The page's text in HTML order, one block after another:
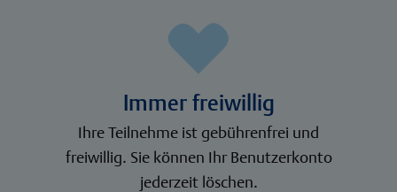
Immer freiwillig
Ihre Teilnehme ist gebührenfrei und
freiwillig. Sie können Ihr Benutzerkonto
jederzeit löschen.